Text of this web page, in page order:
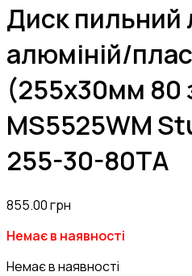
Диск пильний
алюміній/
(255х30мм 80
MS5525WM
255-30-80TA
855.00грн
Немає в наявності
Немає в наявності